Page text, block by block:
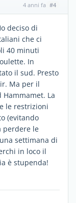
4 anni fa #4
deciso di
che ci
40 minuti
In
il sud. Presto
Ma per il
La
le restrizioni
(evitando
perdere le
settimana di
in loco il
è stupenda!